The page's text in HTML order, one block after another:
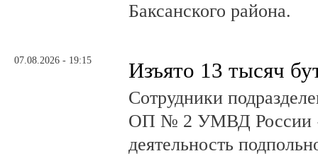
Баксанского района.
07.08.2026 - 19:15 Изъято 13 тысяч
Сотрудники
ОП № 2 УМВД России
деятельность